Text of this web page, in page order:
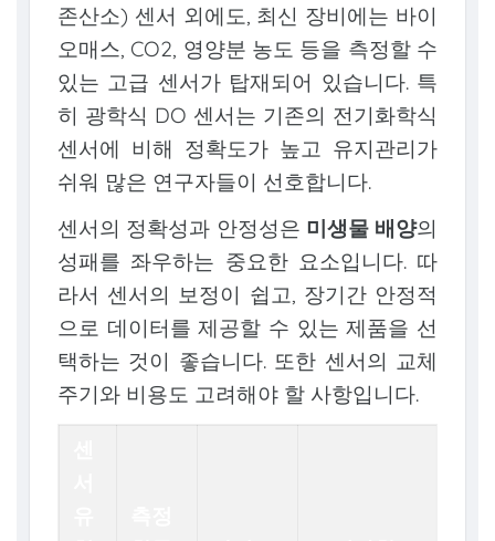
존산소) 센서 외에도, 최신 장비에는 바이
오매스, CO2, 영양분 농도 등을 측정할 수
있는 고급 센서가 탑재되어 있습니다. 특
히 광학식 DO 센서는 기존의 전기화학식
센서에 비해 정확도가 높고 유지관리가
쉬워 많은 연구자들이 선호합니다.
센서의 정확성과 안정성은 미생물 배양의
성패를 좌우하는 중요한 요소입니다. 따
라서 센서의 보정이 쉽고, 장기간 안정적
으로 데이터를 제공할 수 있는 제품을 선
택하는 것이 좋습니다. 또한 센서의 교체
주기와 비용도 고려해야 할 사항입니다.